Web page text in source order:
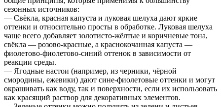
сезонных источников:
— Свёкла, красная капуста и луковая шелуха дают яркие
оттенки и относительно просты в обработке. Луковая шелуха
чаще всего добавляет золотисто-жёлтые и коричневые тона,
свёкла — розово-красные, а краснокочанная капуста —
фиолетово-фиолетово-синий оттенок в зависимости от
реакции среды.
— Ягодные настои (например, из черники, чёрной
смородины, ежевики) дают сине-фиолетовые оттенки и могут
окрашивать как воду, так и поверхности, если их использовать
как красящий раствор для декоративных элементов.